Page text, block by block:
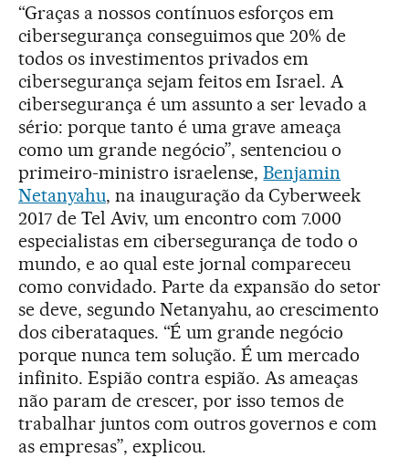
“Graças a nossos contínuos esforços em
cibersegurança conseguimos que 20% de
todos os investimentos privados em
cibersegurança sejam feitos em Israel. A
cibersegurança é um assunto a ser levado a
sério: porque tanto é uma grave ameaça
como um grande negócio”, sentenciou o
primeiro-ministro israelense,Benjamin
Netanyahu, na inauguração da Cyberweek
2017 de Tel Aviv, um encontro com 7.000
especialistas em cibersegurança de todo o
mundo, e ao qual este jornal compareceu
como convidado. Parte da expansão do setor
se deve, segundo Netanyahu, ao crescimento
dos ciberataques. “É um grande negócio
porque nunca tem solução. É um mercado
infinito. Espião contra espião. As ameaças
não param de crescer, por isso temos de
trabalhar juntos com outros governos e com
as empresas”, explicou.